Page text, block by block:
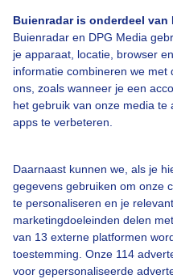
Buienradar is onderdeel van
Buienradar en DPG Media
je apparaat, locatie, browser
informatie combineren we
ons, zoals wanneer je een
het gebruik van onze media te
apps te verbeteren.
Daarnaast kunnen we, als je
gegevens gebruiken om onze
te personaliseren en je
marketingdoeleinden delen
van 13 externe platformen
toestemming. Onze 114
voor gepersonaliseerde
Een
Over Buienradar
Bedrijfsgegevens